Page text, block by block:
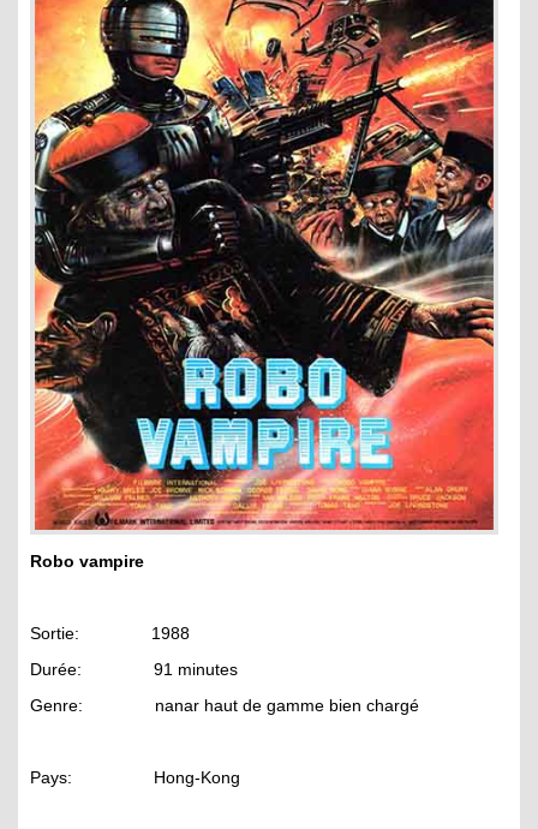
Robo vampire
Sortie: 1988
Durée: 91 minutes
Genre: nanar haut de gamme bien chargé
Pays: Hong-Kong